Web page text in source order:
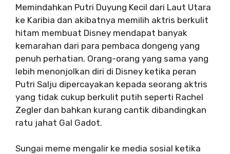
Memindahkan Putri Duyung Kecil dari Laut Utara
ke Karibia dan akibatnya memilih aktris berkulit
hitam membuat Disney mendapat banyak
kemarahan dari para pembaca dongeng yang
penuh perhatian. Orang-orang yang sama yang
lebih menonjolkan diri di Disney ketika peran
Putri Salju dipercayakan kepada seorang aktris
yang tidak cukup berkulit putih seperti Rachel
Zegler dan bahkan kurang cantik dibandingkan
ratu jahat Gal Gadot.
Sungai meme mengalir ke media sosial ketika